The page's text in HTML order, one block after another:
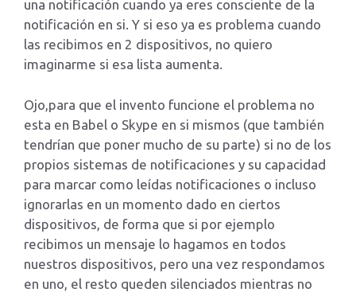
una notificación cuando ya eres consciente de la
notificación en si. Y si eso ya es problema cuando
las recibimos en 2 dispositivos, no quiero
imaginarme si esa lista aumenta.
Ojo,para que el invento funcione el problema no
esta en Babel o Skype en si mismos (que también
tendrían que poner mucho de su parte) si no de los
propios sistemas de notificaciones y su capacidad
para marcar como leídas notificaciones o incluso
ignorarlas en un momento dado en ciertos
dispositivos, de forma que si por ejemplo
recibimos un mensaje lo hagamos en todos
nuestros dispositivos, pero una vez respondamos
en uno, el resto queden silenciados mientras no